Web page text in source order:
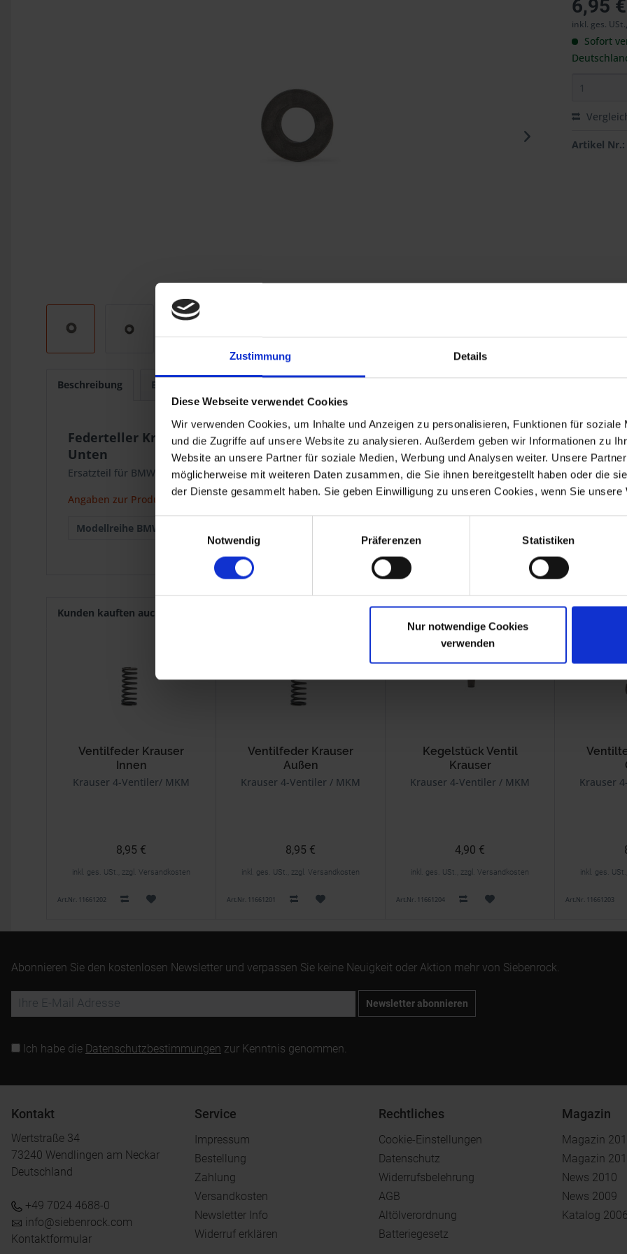
Zustimmung Details
Diese Webseite verwendet Cookies
Wir verwenden Cookies, um Inhalte und Anzeigen zu personalisieren, Funktionen für soziale
und die Zugriffe auf unsere Website zu analysieren. Außerdem geben wir Informationen zu
Website an unsere Partner für soziale Medien, Werbung und Analysen weiter. Unsere
möglicherweise mit weiteren Daten zusammen, die Sie ihnen bereitgestellt haben oder die
der Dienste gesammelt haben. Sie geben Einwilligung zu unseren Cookies, wenn Sie unsere
Notwendig
Präferenzen Statistiken
Nur notwendige Cookies
verwenden
6,95 €
inkl. ges.
Sofort
Artikel Nr.:
Beschreibung Bewertungen
Federteller Krauser
Unten
Ersatzteil für BMW 2-Ventil Modelle mit Krauser 4-Ventil Technik.
Angaben zur Produktsicherheit
Modellreihe BMW :
Kunden kauften auch Kunden haben sich ebenfalls angesehen
Ventilfeder Krauser
Innen
Krauser 4-Ventiler/ MKM
8,95 €
inkl. ges. USt., zzgl. Versandkosten
Art.Nr. 11661202
Ventilfeder Krauser
Außen
Krauser 4-Ventiler / MKM
8,95 €
inkl. ges. USt., zzgl. Versandkosten
Art.Nr. 11661201
Kegelstück Ventil
Krauser
Krauser 4-Ventiler / MKM
4,90 €
inkl. ges. USt., zzgl. Versandkosten
Art.Nr. 11661204
Krauser
inkl. ges.
Art.Nr. 11661203
Abonnieren Sie den kostenlosen Newsletter und verpassen Sie keine Neuigkeit oder Aktion mehr von Siebenrock.
Newsletter abonnieren
Ich habe die Datenschutzbestimmungen zur Kenntnis genommen.
Kontakt
Wertstraße 34
73240 Wendlingen am Neckar
Deutschland
+49 7024 4688-0
info@siebenrock.com
Kontaktformular
Service
Impressum
Bestellung
Zahlung
Versandkosten
Newsletter Info
Widerruf erklären
Rechtliches
Cookie-Einstellungen
Datenschutz
Widerrufsbelehrung
AGB
Altölverordnung
Batteriegesetz
Magazin
Magazin
Magazin
News 2010
News 2009
Katalog 2006